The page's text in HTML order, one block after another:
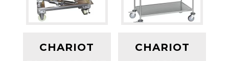
CHARIOT
CHARIOT